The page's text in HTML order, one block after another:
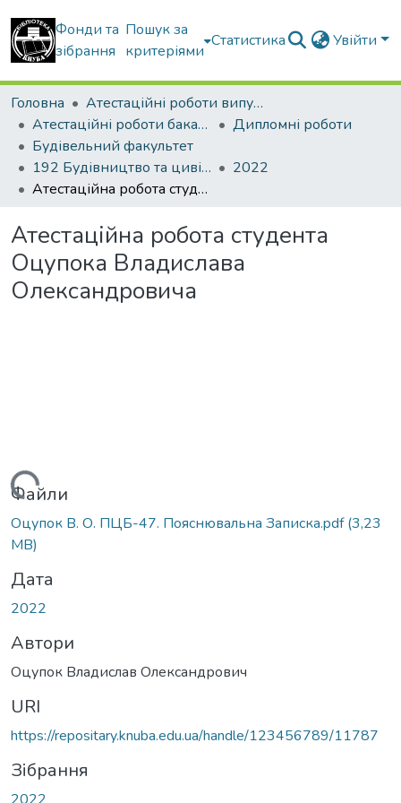
Фонди та
зібрання
Пошук за
критеріями
Статистика Увійти
Головна
Атестаційні роботи випускників
Атестаційні роботи бакалаврів
Дипломні роботи
Будівельний факультет
192 Будівництво та цивільна інженерія. Промислове і цивільне будівництво
2022
Атестаційна робота студента Оцупока Владислава Олександровича
Атестаційна робота студента
Оцупока Владислава
Олександровича
Вантажиться...
Файли
Оцупок В. О. ПЦБ-47. Пояснювальна Записка.pdf(3,23
MB)
Дата
2022
Автори
Оцупок Владислав Олександрович
URI
https://repositary.knuba.edu.ua/handle/123456789/11787
Зібрання